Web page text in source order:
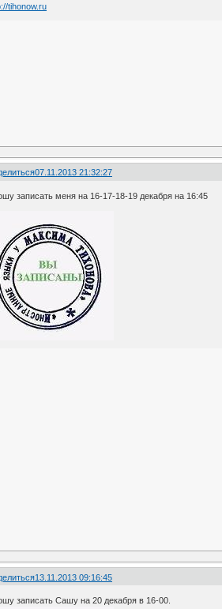
tihonow.ru
07.11.2013 21:32:27
записать меня на 16-17-18-19 декабря на 16:45
13.11.2013 09:16:45
записать Сашу на 20 декабря в 16-00.